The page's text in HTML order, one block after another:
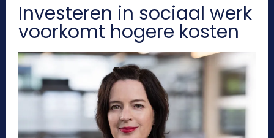
Investeren in sociaal werk
voorkomt hogere kosten